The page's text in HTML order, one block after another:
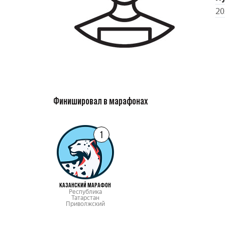
Финишировал в марафонах
1
КАЗАНСКИЙ МАРАФОН
Республика
Татарстан
Приволжский